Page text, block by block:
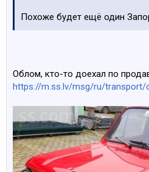
Похоже будет ещё один
Облом, кто-то доехал по
https://m.ss.lv/msg/ru/transport/